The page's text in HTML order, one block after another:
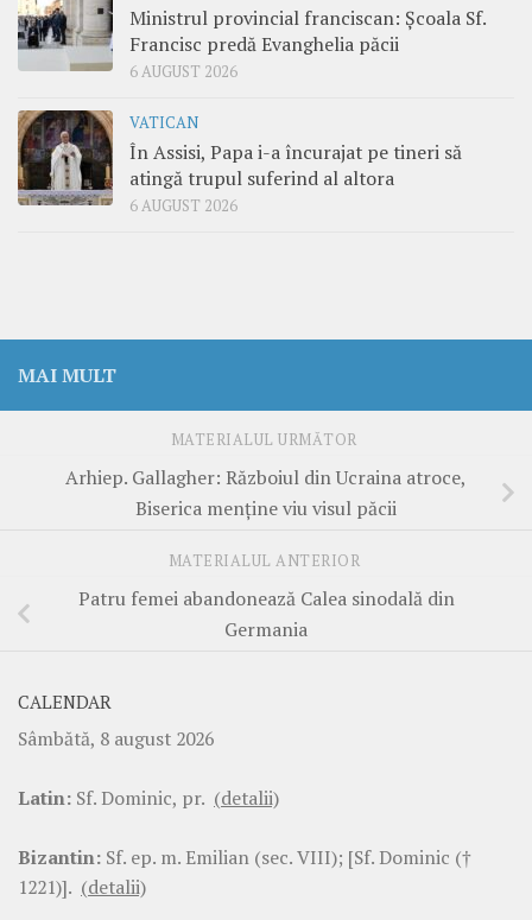
Ministrul provincial franciscan: Școala Sf.
Francisc predă Evanghelia păcii
6 AUGUST 2026
VATICAN
În Assisi, Papa i-a încurajat pe tineri să
atingă trupul suferind al altora
6 AUGUST 2026
MAI MULT
MATERIALUL URMĂTOR
Arhiep. Gallagher: Războiul din Ucraina atroce,
Biserica menține viu visul păcii
MATERIALUL ANTERIOR
Patru femei abandonează Calea sinodală din
Germania
CALENDAR
Sâmbătă, 8 august 2026
Latin: Sf. Dominic, pr. (detalii)
Bizantin: Sf. ep. m. Emilian (sec. VIII); [Sf. Dominic (†
1221)]. (detalii)